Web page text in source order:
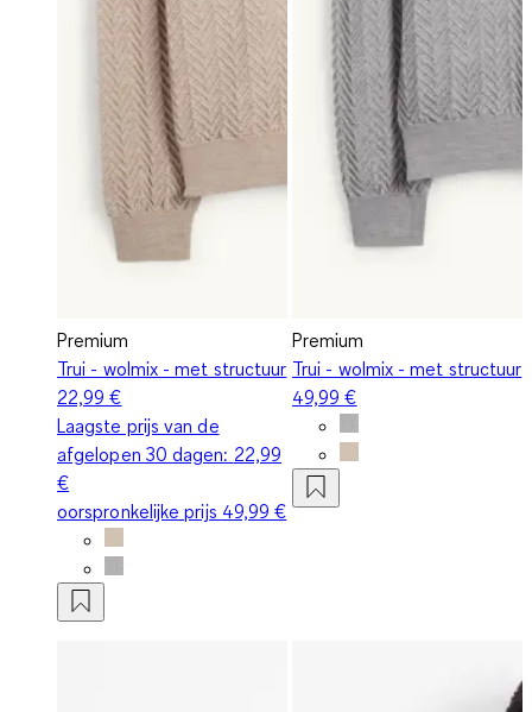
Premium
Trui - wolmix - met structuur
22,99 €
Laagste prijs van de
afgelopen 30 dagen: 22,99
€
oorspronkelijke prijs 49,99 €
Premium
Trui - wolmix - met structuur
49,99 €